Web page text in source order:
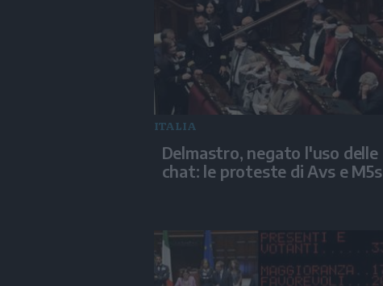
ITALIA
Delmastro, negato l'uso delle
chat: le proteste di Avs e M5s